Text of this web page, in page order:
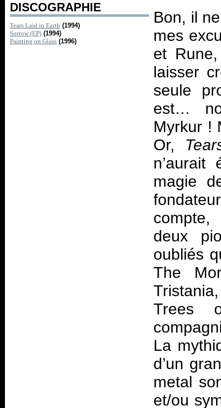
DISCOGRAPHIE
Tears Laid in Earth (1994)
Sorrow (EP) (1994)
Painting on Glass (1996)
Bon, il
mes
et
laisser
seule
est…
Myrkur !
Or,
magie
deux
oubliés
The
Trees
La
d’un
metal
et/ou